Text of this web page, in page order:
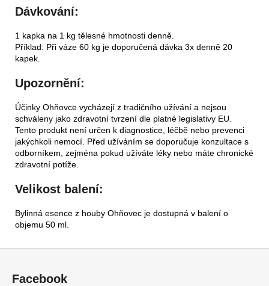
Dávkování:
1 kapka na 1 kg tělesné hmotnosti denně.
Příklad: Při váze 60 kg je doporučená dávka 3x denně 20
kapek.
Upozornění:
Účinky Ohňovce vycházejí z tradičního užívání a nejsou
schváleny jako zdravotní tvrzení dle platné legislativy EU.
Tento produkt není určen k diagnostice, léčbě nebo prevenci
jakýchkoli nemocí. Před užíváním se doporučuje konzultace s
odborníkem, zejména pokud užíváte léky nebo máte chronické
zdravotní potíže.
Velikost balení:
Bylinná esence z houby Ohňovec je dostupná v balení o
objemu 50 ml.
Facebook